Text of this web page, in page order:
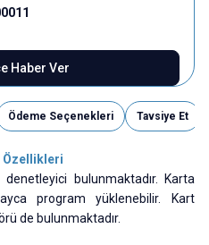
Haber Ver
Ödeme Seçenekleri Tavsiye Et
Özellikleri
bulunmaktadır. Karta
program yüklenebilir. Kart
de bulunmaktadır.